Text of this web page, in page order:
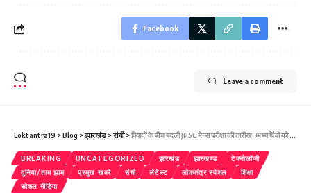
Facebook
Leave a comment
Loktantra19 >Blog >झारखंड>रांची>विवादों के बीच बदली JPSC मेन्स परीक्षा की तारीख, अभ्यर्थियों को मिली नई तैयारी का मौका
BREAKING UNCATEGORIZED झारखंड झारखण्ड
टेक्नोलॉजी
दुनिया/ताम झाम
प्रमुख खबरे रांची लेटेस्ट लोकतंत्र स्पेशल
शिक्षा
सोशल मीडिया